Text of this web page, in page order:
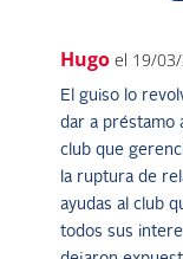
Hugo el 19/
El guiso lo
dar a préstamo
club que
la ruptura de
ayudas al club
todos sus